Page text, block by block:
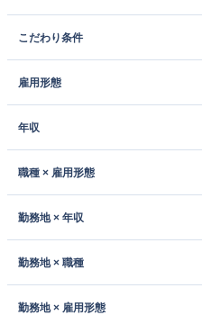
こだわり条件
雇用形態
年収
職種 × 雇用形態
勤務地 × 年収
勤務地 × 職種
勤務地 × 雇用形態